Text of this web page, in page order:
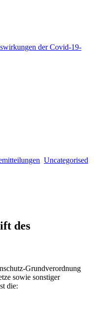
der Covid-19-
Uncategorised
des
Grundverordnung
sowie sonstiger
die: